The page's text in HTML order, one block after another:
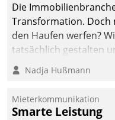
Die
Transformation. Doch
den Haufen werfen?
tatsächlich gestalten
Argumente zählen
Nadja Hußmann
Mieterkommunikation
Smarte Leistung